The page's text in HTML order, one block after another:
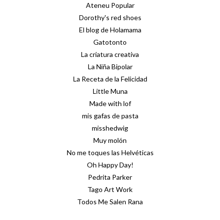
Ateneu Popular
Dorothy's red shoes
El blog de Holamama
Gatotonto
La criatura creativa
La Niña Bipolar
La Receta de la Felicidad
Little Muna
Made with lof
mis gafas de pasta
misshedwig
Muy molón
No me toques las Helvéticas
Oh Happy Day!
Pedrita Parker
Tago Art Work
Todos Me Salen Rana